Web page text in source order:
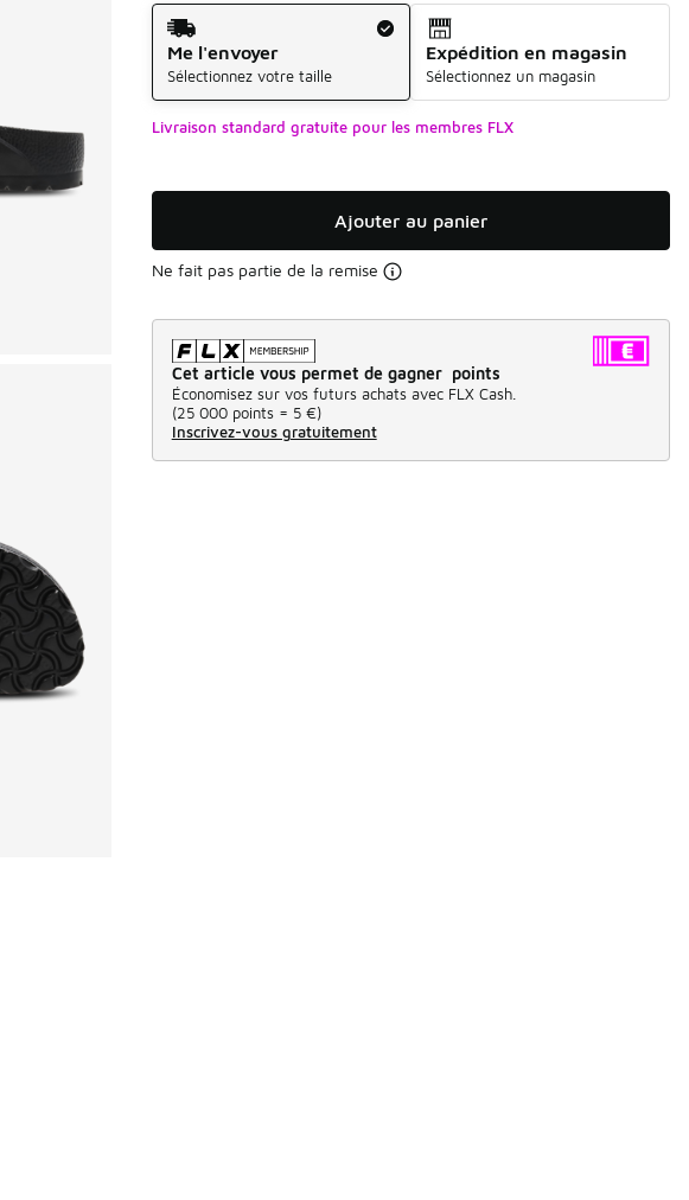
Mode d'expédition
Me l'envoyer
Sélectionnez votre taille
Expédition en magasin
Sélectionnez un magasin
Livraison standard gratuite pour les membres FLX
Ajouter au panier
Ne fait pas partie de la remise
Cet article vous permet de gagner points
Économisez sur vos futurs achats avec FLX Cash.
(25 000 points = 5 €)
Inscrivez-vous gratuitement